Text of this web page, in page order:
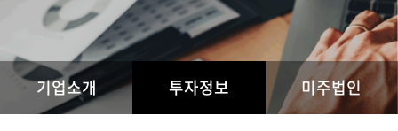
기업소개 투자정보 미주법인